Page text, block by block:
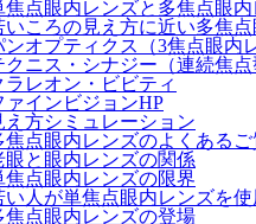
焦点眼内レンズと多焦点眼
いころの見え方に近い多焦
ンオプティクス（3焦点眼内
クニス・シナジー（連続焦点
ラレオン・ビビティ
ァインビジョンHP
え方シミュレーション
焦点眼内レンズのよくあるご
眼と眼内レンズの関係
焦点眼内レンズの限界
い人が単焦点眼内レンズを使
焦点眼内レンズの登場